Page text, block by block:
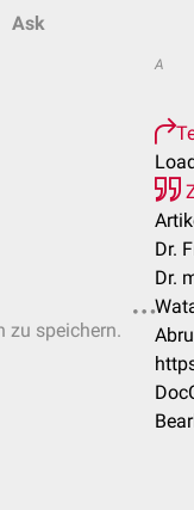
Ask
zu speichern.
A
Dr.
Dr.